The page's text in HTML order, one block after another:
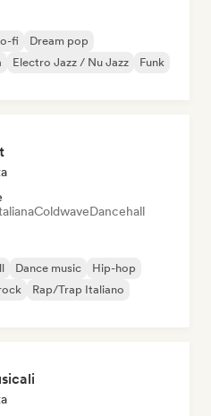
fi
Dream pop
Electro Jazz / Nu Jazz
Funk
ColdwaveDancehall
Dance music
Hip-hop
Rap/Trap Italiano